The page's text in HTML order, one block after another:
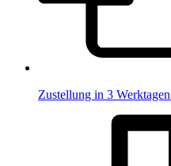
Zustellung in 3